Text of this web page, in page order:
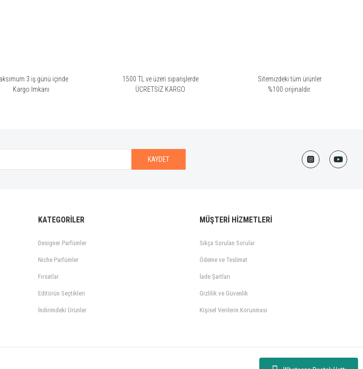
3 iş günü içinde
Kargo İmkanı
1500 TL ve üzeri siparişlerde
ÜCRETSİZ KARGO
Sitemizdeki tüm ürünler
%100 orijinaldir.
KAYDET
KATEGORİLER
Designer Parfümler
Niche Parfümler
Fırsatlar
Editörün Seçtikleri
İndirimdeki Ürünler
MÜŞTERİ HİZMETLERİ
Sıkça Sorulan Sorular
Ödeme ve Teslimat
İade Şartları
Gizlilik ve Güvenlik
Kişisel Verilerin Korunması